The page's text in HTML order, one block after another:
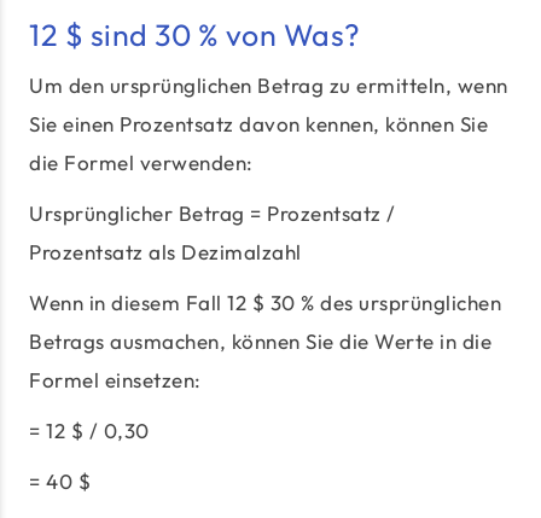
12 $ sind 30 % von Was?
Um den ursprünglichen Betrag zu ermitteln, wenn
Sie einen Prozentsatz davon kennen, können Sie
die Formel verwenden:
Ursprünglicher Betrag = Prozentsatz /
Prozentsatz als Dezimalzahl
Wenn in diesem Fall 12 $ 30 % des ursprünglichen
Betrags ausmachen, können Sie die Werte in die
Formel einsetzen:
= 12 $ / 0,30
= 40 $